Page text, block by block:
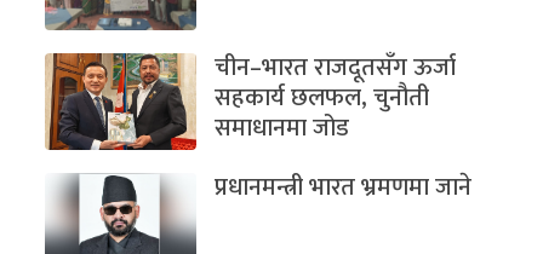
चीन–भारत राजदूतसँग ऊर्जा
सहकार्य छलफल, चुनौती
समाधानमा जोड
प्रधानमन्त्री भारत भ्रमणमा जाने